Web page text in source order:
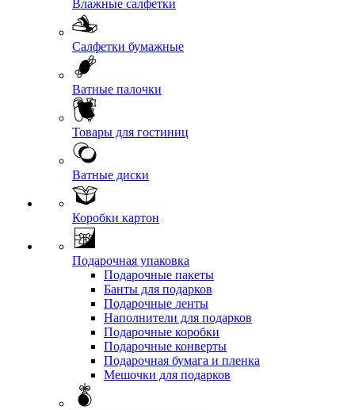
Влажные салфетки
Салфетки бумажные
Ватные палочки
Товары для гостиниц
Ватные диски
Коробки картон
Подарочная упаковка
Подарочные пакеты
Банты для подарков
Подарочные ленты
Наполнители для подарков
Подарочные коробки
Подарочные конверты
Подарочная бумага и пленка
Мешочки для подарков